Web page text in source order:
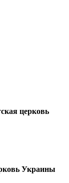
церковь
Украины